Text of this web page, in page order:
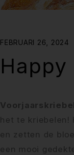
FEBRUARI 26, 2024
Happy
het te kriebelen!
en zetten de
een mooi